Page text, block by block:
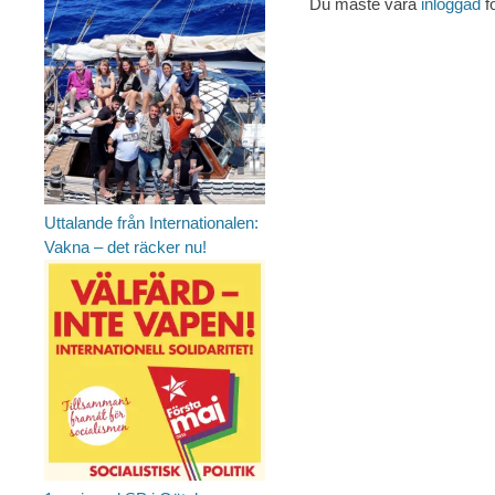
Du måste vara inloggad
Uttalande från Internationalen:
Vakna – det räcker nu!